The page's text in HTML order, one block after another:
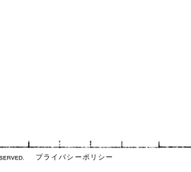
プライバシーポリシー